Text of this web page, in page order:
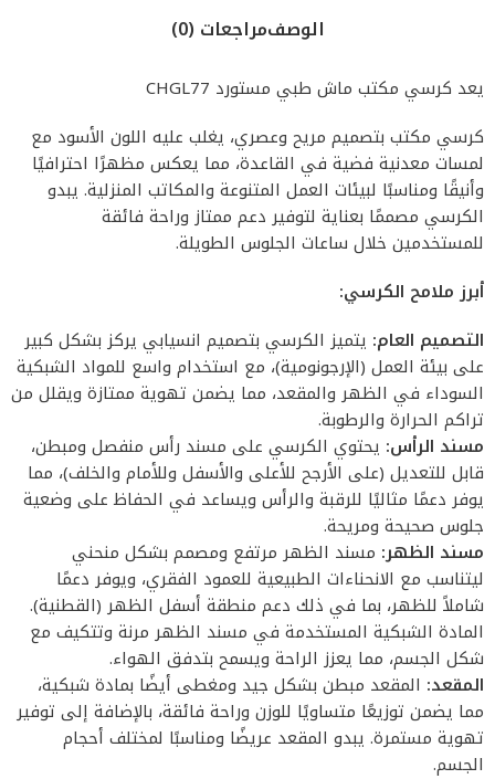
الوصفمراجعات (0)
يعد كرسي مكتب ماش طبي مستورد CHGL77
كرسي مكتب بتصميم مريح وعصري، يغلب عليه اللون الأسود مع
لمسات معدنية فضية في القاعدة، مما يعكس مظهرًا احترافيًا
وأنيقًا ومناسبًا لبيئات العمل المتنوعة والمكاتب المنزلية. يبدو
الكرسي مصممًا بعناية لتوفير دعم ممتاز وراحة فائقة
للمستخدمين خلال ساعات الجلوس الطويلة.
أبرز ملامح الكرسي:
التصميم العام: يتميز الكرسي بتصميم انسيابي يركز بشكل كبير
على بيئة العمل (الإرجونومية)، مع استخدام واسع للمواد الشبكية
السوداء في الظهر والمقعد، مما يضمن تهوية ممتازة ويقلل من
تراكم الحرارة والرطوبة.
مسند الرأس: يحتوي الكرسي على مسند رأس منفصل ومبطن،
قابل للتعديل (على الأرجح للأعلى والأسفل وللأمام والخلف)، مما
يوفر دعمًا مثاليًا للرقبة والرأس ويساعد في الحفاظ على وضعية
جلوس صحيحة ومريحة.
مسند الظهر: مسند الظهر مرتفع ومصمم بشكل منحني
ليتناسب مع الانحناءات الطبيعية للعمود الفقري، ويوفر دعمًا
شاملاً للظهر، بما في ذلك دعم منطقة أسفل الظهر (القطنية).
المادة الشبكية المستخدمة في مسند الظهر مرنة وتتكيف مع
شكل الجسم، مما يعزز الراحة ويسمح بتدفق الهواء.
المقعد: المقعد مبطن بشكل جيد ومغطى أيضًا بمادة شبكية،
مما يضمن توزيعًا متساويًا للوزن وراحة فائقة، بالإضافة إلى توفير
تهوية مستمرة. يبدو المقعد عريضًا ومناسبًا لمختلف أحجام
الجسم.